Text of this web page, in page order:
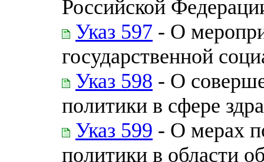
Российской
Указ 597 - О
государственной
Указ 598 - О
политики в сфере
Указ 599 - О мерах
политики в области